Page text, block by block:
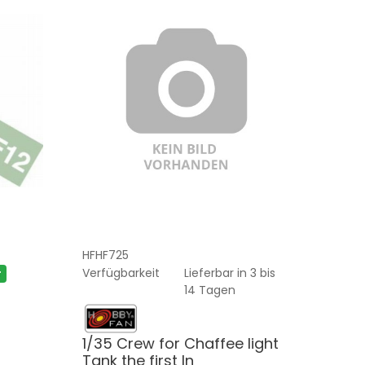
HFHF725
Verfügbarkeit
Lieferbar in 3 bis
14 Tagen
1/35 Crew for Chaffee light
Tank the first In